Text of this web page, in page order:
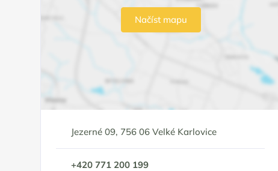
Načíst mapu
Jezerné 09, 756 06 Velké Karlovice
+420 771 200 199